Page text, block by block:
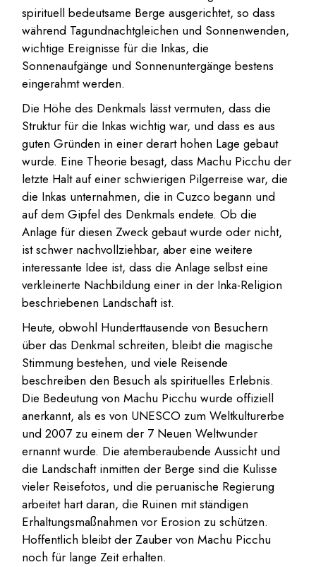
spirituell bedeutsame Berge ausgerichtet, so dass
während Tagundnachtgleichen und Sonnenwenden,
wichtige Ereignisse für die Inkas, die
Sonnenaufgänge und Sonnenuntergänge bestens
eingerahmt werden.
Die Höhe des Denkmals lässt vermuten, dass die
Struktur für die Inkas wichtig war, und dass es aus
guten Gründen in einer derart hohen Lage gebaut
wurde. Eine Theorie besagt, dass Machu Picchu der
letzte Halt auf einer schwierigen Pilgerreise war, die
die Inkas unternahmen, die in Cuzco begann und
auf dem Gipfel des Denkmals endete. Ob die
Anlage für diesen Zweck gebaut wurde oder nicht,
ist schwer nachvollziehbar, aber eine weitere
interessante Idee ist, dass die Anlage selbst eine
verkleinerte Nachbildung einer in der Inka-Religion
beschriebenen Landschaft ist.
Heute, obwohl Hunderttausende von Besuchern
über das Denkmal schreiten, bleibt die magische
Stimmung bestehen, und viele Reisende
beschreiben den Besuch als spirituelles Erlebnis.
Die Bedeutung von Machu Picchu wurde offiziell
anerkannt, als es von UNESCO zum Weltkulturerbe
und 2007 zu einem der 7 Neuen Weltwunder
ernannt wurde. Die atemberaubende Aussicht und
die Landschaft inmitten der Berge sind die Kulisse
vieler Reisefotos, und die peruanische Regierung
arbeitet hart daran, die Ruinen mit ständigen
Erhaltungsmaßnahmen vor Erosion zu schützen.
Hoffentlich bleibt der Zauber von Machu Picchu
noch für lange Zeit erhalten.